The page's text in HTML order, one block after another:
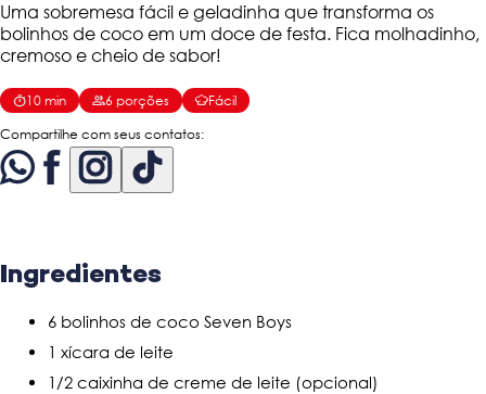
Uma sobremesa fácil e geladinha que transforma os
bolinhos de coco em um doce de festa. Fica molhadinho,
cremoso e cheio de sabor!
10 min 6 porções Fácil
Compartilhe com seus contatos:
Ingredientes
6 bolinhos de coco Seven Boys
1 xícara de leite
1/2 caixinha de creme de leite (opcional)